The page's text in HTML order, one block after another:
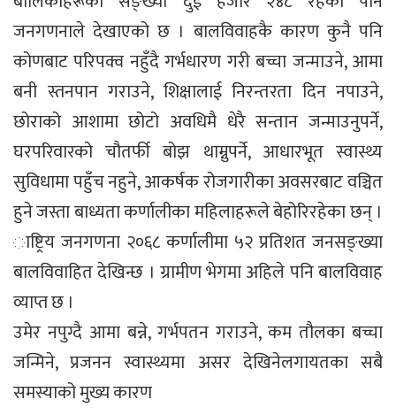
जनगणनाले देखाएको छ । बालविवाहकै कारण कुनै पनि
कोणबाट परिपक्व नहुँदै गर्भधारण गरी बच्चा जन्माउने, आमा
बनी स्तनपान गराउने, शिक्षालाई निरन्तरता दिन नपाउने,
छोराको आशामा छोटो अवधिमै धेरै सन्तान जन्माउनुपर्ने,
घरपरिवारको चौतर्फी बोझ थाम्नुपर्ने, आधारभूत स्वास्थ्य
सुविधामा पहुँच नहुने, आकर्षक रोजगारीका अवसरबाट वञ्चित
हुने जस्ता बाध्यता कर्णालीका महिलाहरूले बेहोरिरहेका छन् ।
ाष्ट्रिय जनगणना २०६८ कर्णालीमा ५२ प्रतिशत जनसङ्ख्या
बालविवाहित देखिन्छ । ग्रामीण भेगमा अहिले पनि बालविवाह
व्याप्त छ ।
उमेर नपुग्दै आमा बन्ने, गर्भपतन गराउने, कम तौलका बच्चा
जन्मिने, प्रजनन स्वास्थ्यमा असर देखिनेलगायतका सबै
समस्याको मुख्य कारण